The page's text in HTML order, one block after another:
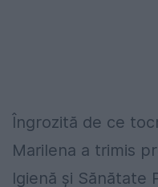
Îngrozită de ce
Marilena a trimis
Igienă și Sănătate